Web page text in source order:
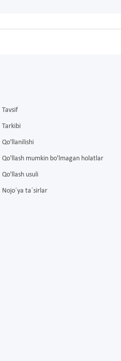
Tavsif
Tarkibi
Qo'llanilishi
Qo'llash mumkin bo'lmagan holatlar
Qo'llash usuli
Nojo´ya ta´sirlar